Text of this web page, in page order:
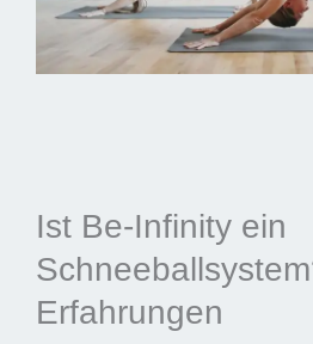
Ist Be-Infinity ein
Erfahrungen